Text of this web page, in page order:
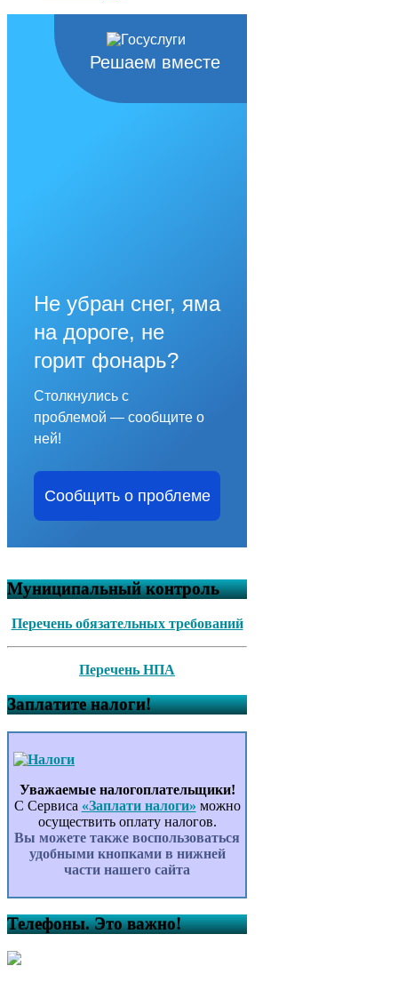
Решаем вместе
Не убран снег, яма
на дороге, не
горит фонарь?
Столкнулись с
проблемой — сообщите о
ней!
Сообщить о проблеме
Муниципальный контроль
Перечень обязательных требований
Перечень НПА
Заплатите налоги!
Уважаемые налогоплательщики!
С Сервиса «Заплати налоги» можно
осуществить оплату налогов.
Вы можете также воспользоваться
удобными кнопками в нижней
части нашего сайта
Телефоны. Это важно!